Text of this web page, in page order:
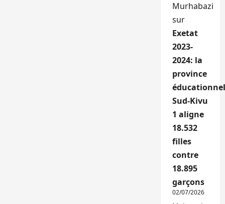
Murhabazi
sur
Exetat
2023-
2024: la
province
Sud-Kivu
1 aligne
18.532
filles
contre
18.895
garçons
02/07/2026